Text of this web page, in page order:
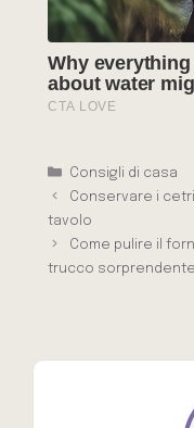
Categorie
Consigli di casa
Conservare i
tavolo
Come pulire il
trucco sorprendente